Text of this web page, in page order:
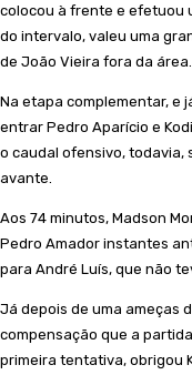
colocou à frente e efetuou
do intervalo, valeu uma
de João Vieira fora da área.
Na etapa complementar, e
entrar Pedro Aparício e
o caudal ofensivo, todavia,
avante.
Aos 74 minutos, Madson
Pedro Amador instantes
para André Luís, que não
Já depois de uma ameças
compensação que a
primeira tentativa, obrigou